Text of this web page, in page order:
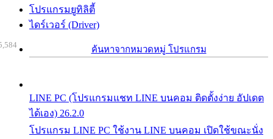
โปรแกรมยูทิลิตี้
ไดร์เวอร์ (Driver)
ค้นหาจากหมวดหมู่ โปรแกรม
LINE PC (โปรแกรมแชท LINE บนคอม ติดตั้งง่าย อัปเดต
ได้เอง) 26.2.0
โปรแกรม LINE PC ใช้งาน LINE บนคอม เปิดใช้ขณะนั่ง